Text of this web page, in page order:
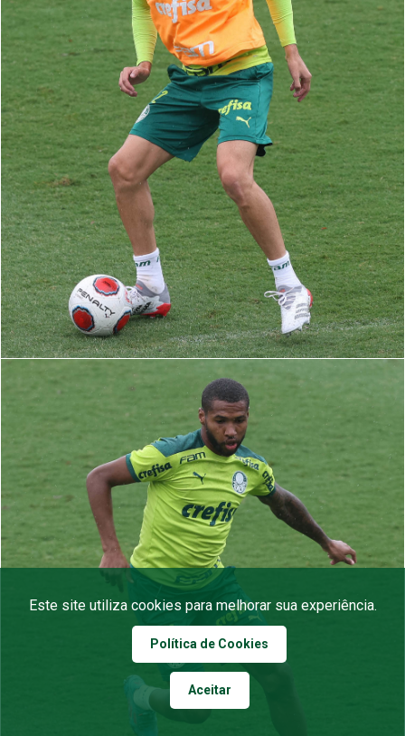
Este site utiliza cookies para melhorar sua experiência.
Política de Cookies
Aceitar